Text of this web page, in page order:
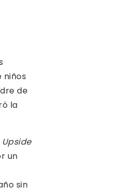
niños
de
la
Upside
un
sin